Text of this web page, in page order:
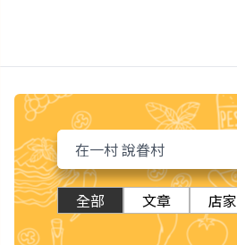
全部 文章 店家